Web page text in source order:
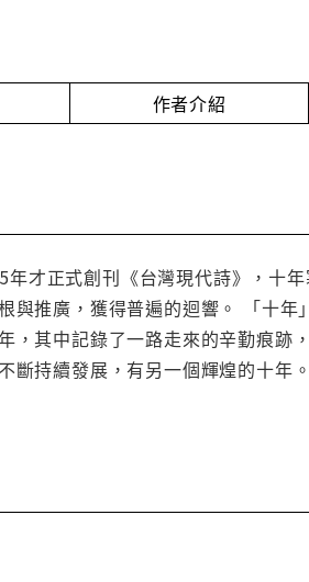
作者介紹
才正式創刊《台灣現代詩》，十
與推廣，獲得普遍的迴響。 「十
，其中記錄了一路走來的辛勤痕跡
斷持續發展，有另一個輝煌的十年。